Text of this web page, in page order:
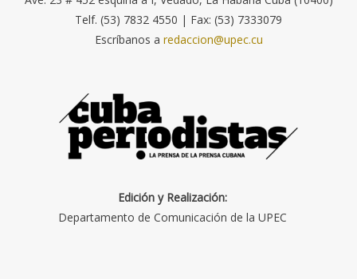
Telf. (53) 7832 4550 | Fax: (53) 7333079
Escríbanos a redaccion@upec.cu
Edición y Realización:
Departamento de Comunicación de la UPEC